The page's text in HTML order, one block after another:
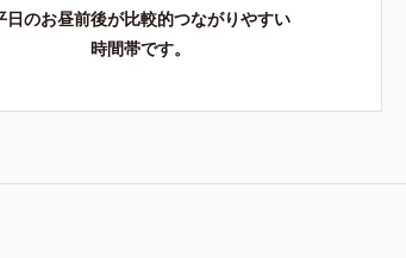
日のお昼前後が比較的つながりやすい
時間帯です。